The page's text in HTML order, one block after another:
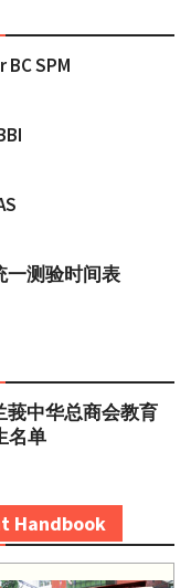
SPM
一测验时间表
莪中华总商会教育
名单
Handbook